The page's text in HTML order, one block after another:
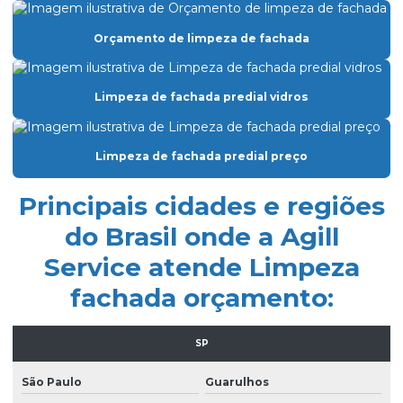
Empresa de facilities prediais
Empresa facility serviços gerais
Empresa de lavagem de fachada de vidro
Empresa de limpeza condominio
Empresa de limpeza de fachada de prédio
Empresa de limpeza de fachadas
Empresa de limpeza facility
Empresa de limpeza pós obra
Empresa de limpeza pós obra são paulo
Empresa de limpeza predial
Empresa de limpeza terceirizada
Orçamento de limpeza de fachada
Limpeza de fachada predial vidros
Limpeza de fachada predial preço
Principais cidades e regiões
do Brasil onde a Agill
Service atende Limpeza
fachada orçamento:
SP
São Paulo Guarulhos